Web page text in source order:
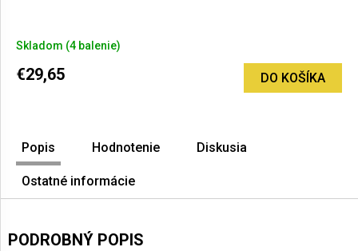
hodnotenie
produktu
hviezdičiek.
Skladom (4 balenie)
€29,65 DO KOŠÍKA
Popis Hodnotenie Diskusia
Ostatné informácie
PODROBNÝ POPIS